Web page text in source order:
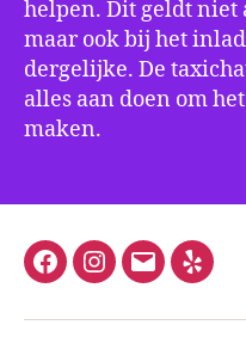
helpen. Dit geldt
maar ook bij het
dergelijke. De
alles aan doen om
maken.
FacebookInstagram
E-
Yelp